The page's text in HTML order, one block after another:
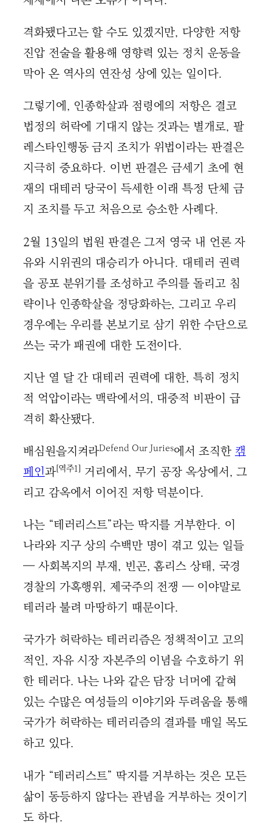
격화됐다고는 할 수도 있겠지만, 다양한 저항
진압 전술을 활용해 영향력 있는 정치 운동을
막아 온 역사의 연잔성 상에 있는 일이다.
그렇기에, 인종학살과 점령에의 저항은 결코
법정의 허락에 기대지 않는 것과는 별개로, 팔
레스타인행동 금지 조치가 위법이라는 판결은
지극히 중요하다. 이번 판결은 금세기 초에 현
재의 대테러 당국이 득세한 이래 특정 단체 금
지 조치를 두고 처음으로 승소한 사례다.
2월 13일의 법원 판결은 그저 영국 내 언론 자
유와 시위권의 대승리가 아니다. 대테러 권력
을 공포 분위기를 조성하고 주의를 돌리고 침
략이나 인종학살을 정당화하는, 그리고 우리
경우에는 우리를 본보기로 삼기 위한 수단으로
쓰는 국가 패권에 대한 도전이다.
지난 열 달 간 대테러 권력에 대한, 특히 정치
적 억압이라는 맥락에서의, 대중적 비판이 급
격히 확산됐다.
배심원을지켜라Defend Our Juries에서 조직한 캠
페인과[역주1] 거리에서, 무기 공장 옥상에서, 그
리고 감옥에서 이어진 저항 덕분이다.
나는 “테러리스트”라는 딱지를 거부한다. 이
나라와 지구 상의 수백만 명이 겪고 있는 일들
— 사회복지의 부재, 빈곤, 홈리스 상태, 국경
경찰의 가혹행위, 제국주의 전쟁 — 이야말로
테러라 불려 마땅하기 때문이다.
국가가 허락하는 테러리즘은 정책적이고 고의
적인, 자유 시장 자본주의 이념을 수호하기 위
한 테러다. 나는 나와 같은 담장 너머에 같혀
있는 수많은 여성들의 이야기와 두려움을 통해
국가가 허락하는 테러리즘의 결과를 매일 목도
하고 있다.
내가 “테러리스트” 딱지를 거부하는 것은 모든
삶이 동등하지 않다는 관념을 거부하는 것이기
도 하다.